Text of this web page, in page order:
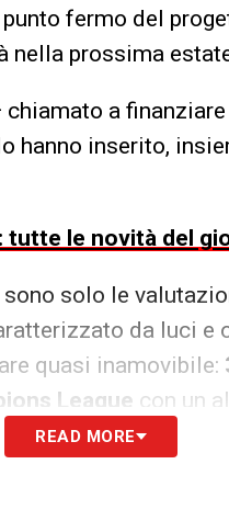
fermo del
nella prossima
a
hanno inserito,
tutte le novità del
solo le
da luci
quasi inamovibile:
League con un
si nasconde un
READ MORE